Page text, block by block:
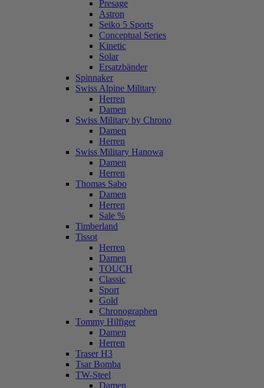
Presage
Astron
Seiko 5 Sports
Conceptual Series
Kinetic
Solar
Ersatzbänder
Spinnaker
Swiss Alpine Military
Herren
Damen
Swiss Military by Chrono
Damen
Herren
Swiss Military Hanowa
Damen
Herren
Thomas Sabo
Damen
Herren
Sale %
Timberland
Tissot
Herren
Damen
TOUCH
Classic
Sport
Gold
Chronographen
Tommy Hilfiger
Damen
Herren
Traser H3
Tsar Bomba
TW-Steel
Damen